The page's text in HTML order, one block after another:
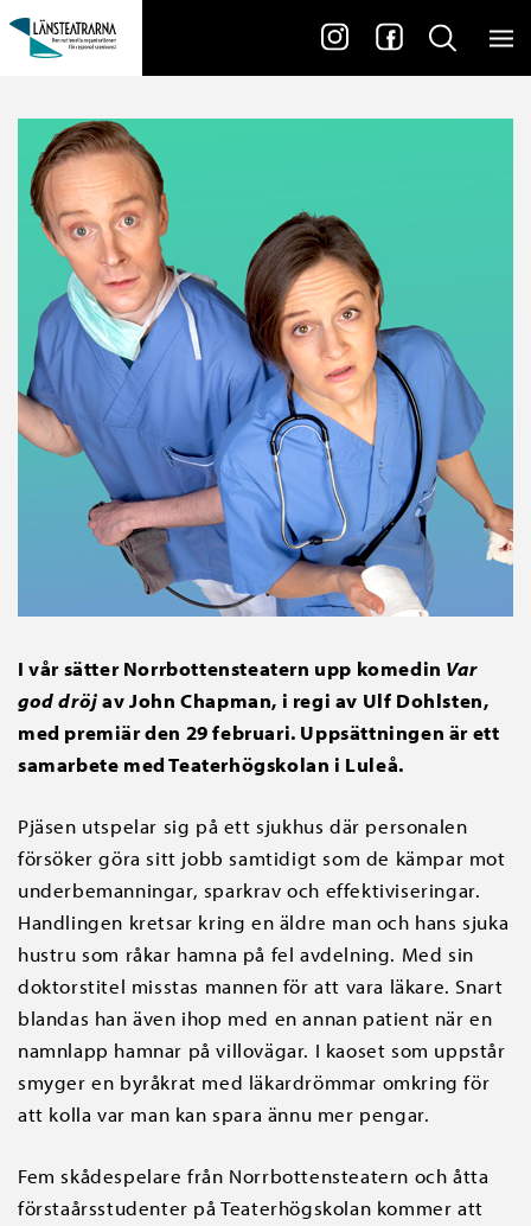
I vår sätter Norrbottensteatern upp komedin Var
god dröjav John Chapman, i regi av Ulf Dohlsten,
med premiär den 29 februari. Uppsättningen är ett
samarbete med Teaterhögskolan i Luleå.
Pjäsen utspelar sig på ett sjukhus där personalen
försöker göra sitt jobb samtidigt som de kämpar mot
underbemanningar, sparkrav och effektiviseringar.
Handlingen kretsar kring en äldre man och hans sjuka
hustru som råkar hamna på fel avdelning. Med sin
doktorstitel misstas mannen för att vara läkare. Snart
blandas han även ihop med en annan patient när en
namnlapp hamnar på villovägar. I kaoset som uppstår
smyger en byråkrat med läkardrömmar omkring för
att kolla var man kan spara ännu mer pengar.
Fem skådespelare från Norrbottensteatern och åtta
förstaårsstudenter på Teaterhögskolan kommer att